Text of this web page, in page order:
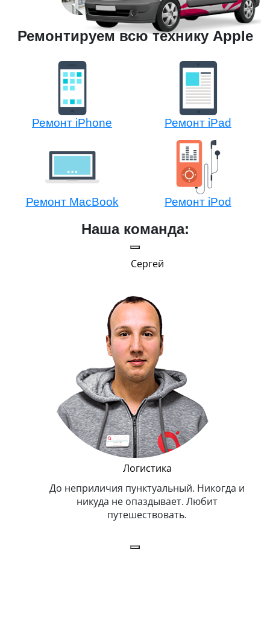
Ремонтируем всю технику Apple
Ремонт iPhone Ремонт iPad
Ремонт MacBook Ремонт iPod
Наша команда:
Сергей
Логистика
До неприличия пунктуальный. Никогда и
никуда не опаздывает. Любит
путешествовать.